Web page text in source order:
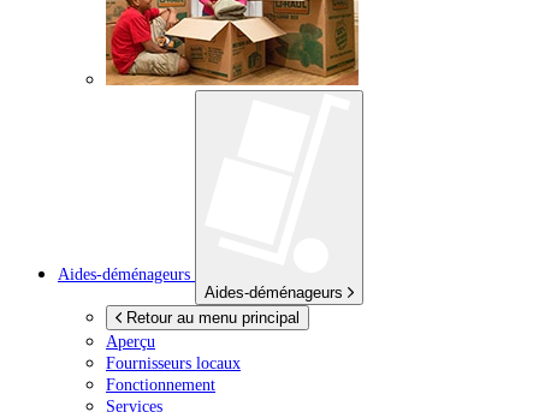
Aides-déménageurs
Aides-déménageurs
Retour au menu principal
Aperçu
Fournisseurs locaux
Fonctionnement
Services